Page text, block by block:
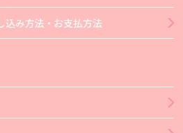
込み方法・お支払方法